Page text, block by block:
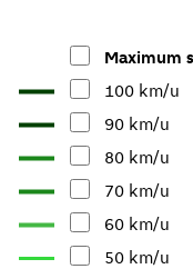
Maximum
100 km/u
90 km/u
80 km/u
70 km/u
60 km/u
50 km/u